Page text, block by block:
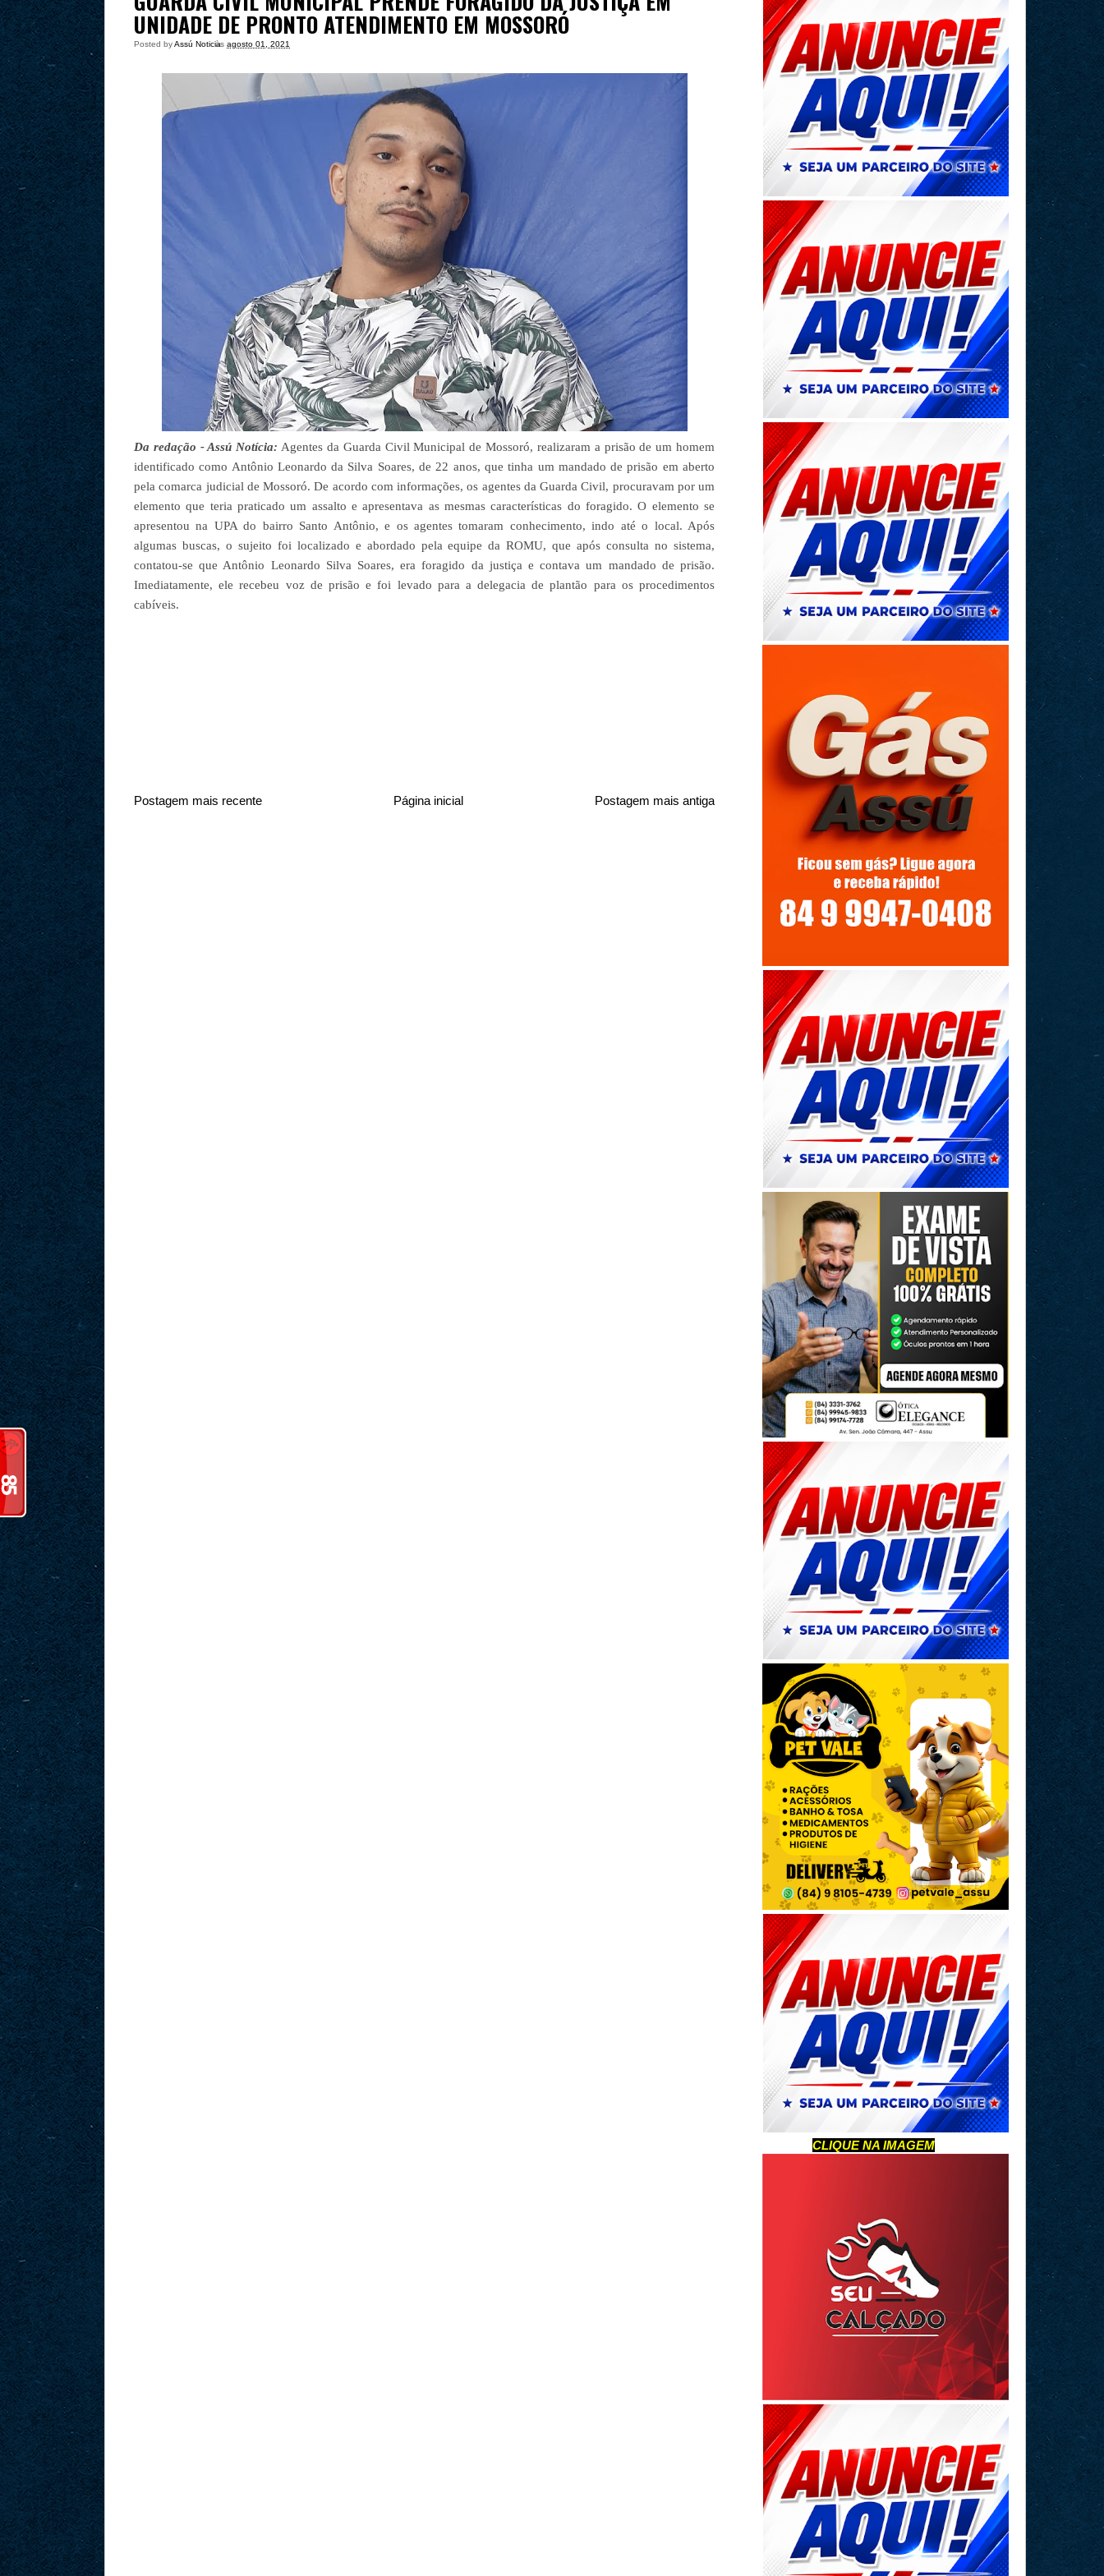
UNIDADE DE PRONTO ATENDIMENTO EM MOSSORÓ
Posted byAssú Noticia
às agosto 01, 2021
Da redação - Assú Notícia: Agentes da Guarda Civil Municipal de Mossoró, realizaram a prisão de um homem
identificado como Antônio Leonardo da Silva Soares, de 22 anos, que tinha um mandado de prisão em aberto
pela comarca judicial de Mossoró. De acordo com informações, os agentes da Guarda Civil, procuravam por um
elemento que teria praticado um assalto e apresentava as mesmas características do foragido. O elemento se
apresentou na UPA do bairro Santo Antônio, e os agentes tomaram conhecimento, indo até o local. Após
algumas buscas, o sujeito foi localizado e abordado pela equipe da ROMU, que após consulta no sistema,
contatou-se que Antônio Leonardo Silva Soares, era foragido da justiça e contava um mandado de prisão.
Imediatamente, ele recebeu voz de prisão e foi levado para a delegacia de plantão para os procedimentos
cabíveis.
Postagem mais recente Postagem mais antiga
Página inicial
CLIQUE NA IMAGEM